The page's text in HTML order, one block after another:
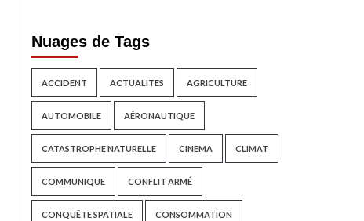
Nuages de Tags
ACCIDENT ACTUALITES AGRICULTURE
AUTOMOBILE AÉRONAUTIQUE
CATASTROPHE NATURELLE CINEMA CLIMAT
COMMUNIQUE CONFLIT ARMÉ
CONQUÊTE SPATIALE CONSOMMATION